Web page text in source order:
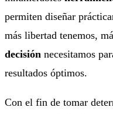
permiten diseñar
más libertad tenemos,
decisión necesitamos
resultados óptimos.
Con el fin de tomar